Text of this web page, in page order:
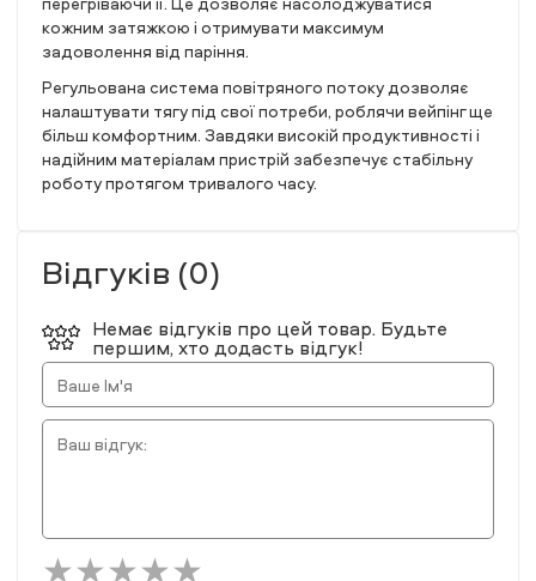
кожним затяжкою і отримувати максимум
задоволення від паріння.
Регульована система повітряного потоку дозволяє
налаштувати тягу під свої потреби, роблячи вейпінг ще
більш комфортним. Завдяки високій продуктивності і
надійним матеріалам пристрій забезпечує стабільну
роботу протягом тривалого часу.
Відгуків (0)
Немає відгуків про цей товар. Будьте
першим, хто додасть відгук!